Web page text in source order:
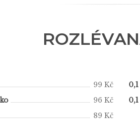
99 Kč
96 Kč
89 Kč